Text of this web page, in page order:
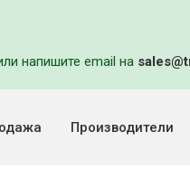
напишите email на
Производители